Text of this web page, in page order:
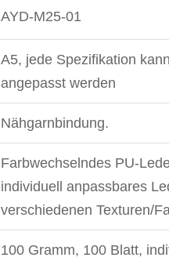
AYD-M25-01
A5, jede Spezifikation
angepasst werden
Nähgarnbindung.
Farbwechselndes PU-
individuell anpassbares
verschiedenen Texturen/
100 Gramm, 100 Blatt,